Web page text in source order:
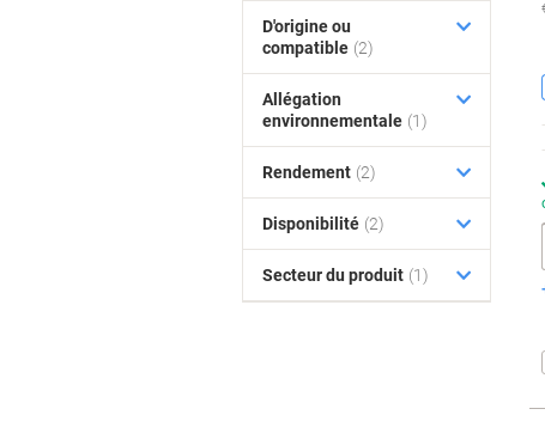
D'origine ou
compatible (2)
Allégation
environnementale (1)
Rendement (2)
Disponibilité (2)
Secteur du produit (1)